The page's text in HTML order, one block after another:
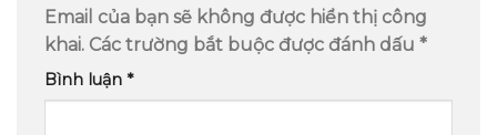
Email của bạn sẽ không được hiển thị công
khai. Các trường bắt buộc được đánh dấu *
Bình luận *